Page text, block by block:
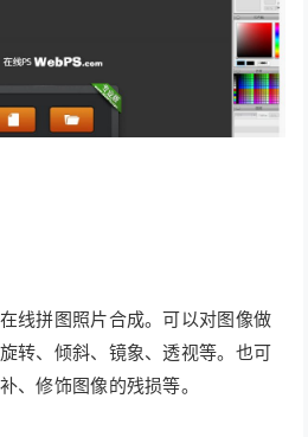
拼图照片合成。可以对图像做
转、倾斜、镜象、透视等。也可
、修饰图像的残损等。